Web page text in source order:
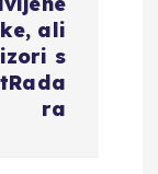
ali
s
ra